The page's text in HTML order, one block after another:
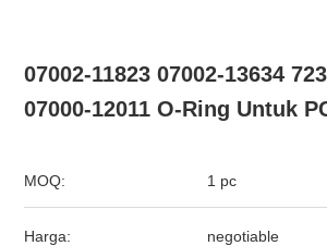
07002-11823 07002-13634
07000-12011 O-Ring Untuk
MOQ: 1 pc
Harga: negotiable